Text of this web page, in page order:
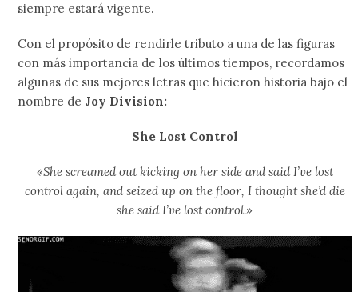
siempre estará vigente.
Con el propósito de rendirle tributo a una de las figuras
con más importancia de los últimos tiempos, recordamos
algunas de sus mejores letras que hicieron historia bajo el
nombre de Joy Division:
She Lost Control
«She screamed out kicking on her side and said I’ve lost
control again, and seized up on the floor, I thought she’d die
she said I’ve lost control.»